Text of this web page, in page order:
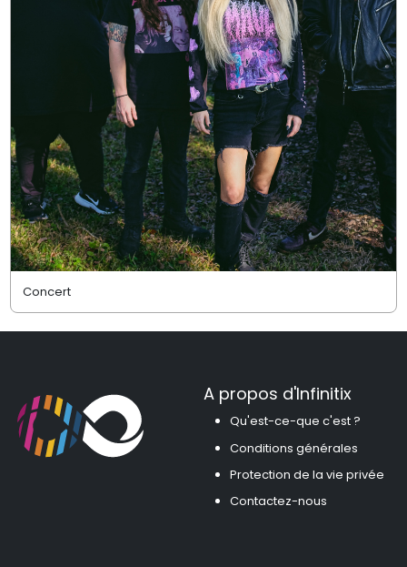
Concert
A propos d'Infinitix
Qu'est-ce-que c'est ?
Conditions générales
Protection de la vie privée
Contactez-nous